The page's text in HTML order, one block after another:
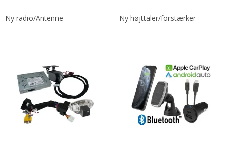
Ny radio/Antenne Ny højttaler/forstærker